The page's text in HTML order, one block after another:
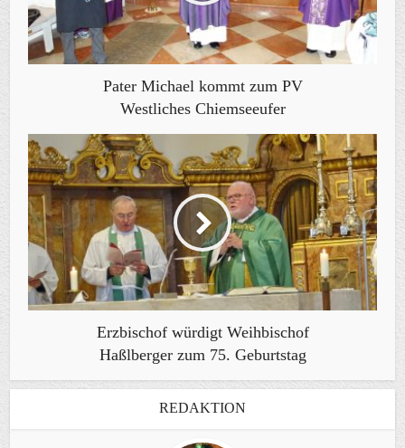
Pater Michael kommt zum PV
Westliches Chiemseeufer
Erzbischof würdigt Weihbischof
Haßlberger zum 75. Geburtstag
REDAKTION